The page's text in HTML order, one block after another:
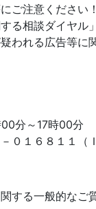
ご注意ください！
る相談ダイヤル
われる広告等に
分～17時00分
０１６８１１（
する一般的なご